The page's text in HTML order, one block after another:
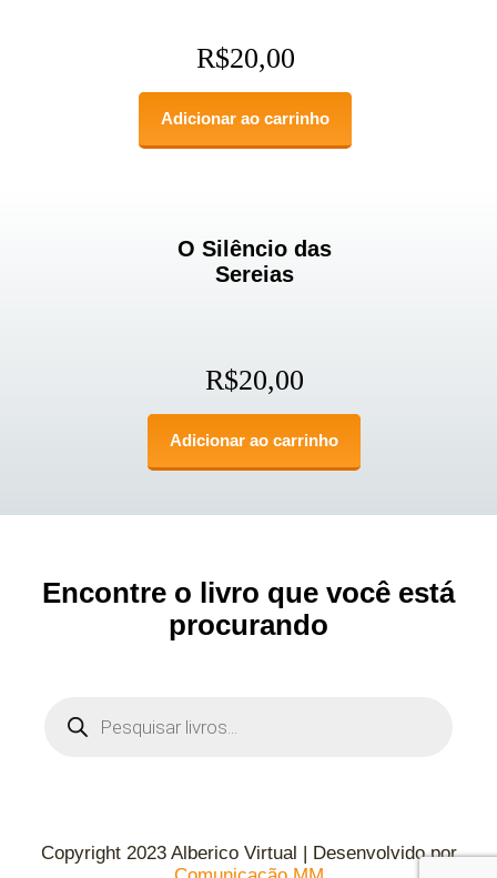
R$20,00
Adicionar ao carrinho
O Silêncio das
Sereias
R$20,00
Adicionar ao carrinho
Encontre o livro que você está
procurando
Copyright 2023 Alberico Virtual | Desenvolvido por